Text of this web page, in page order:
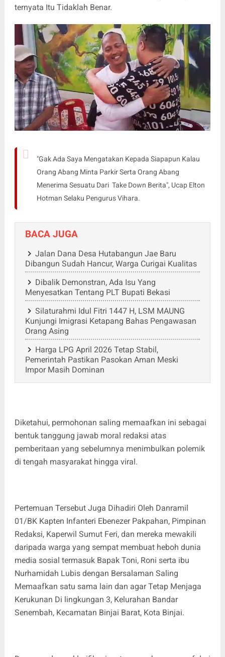
ternyata Itu Tidaklah Benar.
"Gak Ada Saya Mengatakan Kepada Siapapun Kalau
Orang Abang Minta Parkir Serta Orang Abang
Menerima Sesuatu Dari Take Down Berita", Ucap Elton
Hotman Selaku Pengurus Vihara.
BACA JUGA
Jalan Dana Desa Hutabangun Jae Baru
Dibangun Sudah Hancur, Warga Curigai Kualitas
Dibalik Demonstran, Ada Isu Yang
Menyesatkan Tentang PLT Bupati Bekasi
Silaturahmi Idul Fitri 1447 H, LSM MAUNG
Kunjungi Imigrasi Ketapang Bahas Pengawasan
Orang Asing
Harga LPG April 2026 Tetap Stabil,
Pemerintah Pastikan Pasokan Aman Meski
Impor Masih Dominan
Diketahui, permohonan saling memaafkan ini sebagai
bentuk tanggung jawab moral redaksi atas
pemberitaan yang sebelumnya menimbulkan polemik
di tengah masyarakat hingga viral.
Pertemuan Tersebut Juga Dihadiri Oleh Danramil
01/BK Kapten Infanteri Ebenezer Pakpahan, Pimpinan
Redaksi, Kaperwil Sumut Feri, dan mereka mewakili
daripada warga yang sempat membuat heboh dunia
media sosial termasuk Bapak Toni, Roni serta ibu
Nurhamidah Lubis dengan Bersalaman Saling
Memaafkan satu sama lain dan agar Tetap Menjaga
Kerukunan Di lingkungan 3, Kelurahan Bandar
Senembah, Kecamatan Binjai Barat, Kota Binjai.